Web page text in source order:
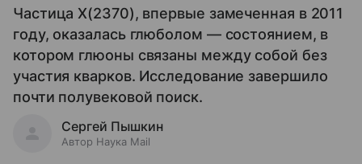
Частица X(2370), впервые замеченная в 2011
году, оказалась глюболом — состоянием, в
котором глюоны связаны между собой без
участия кварков. Исследование завершило
почти полувековой поиск.
Сергей Пышкин
Автор Наука Mail